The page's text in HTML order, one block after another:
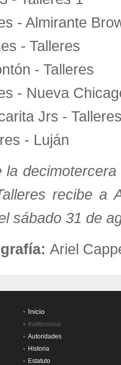
- Almirante
- Talleres
- Talleres
- Nueva
Jrs -
- Luján
recibe a
sábado 31 de
Ariel
Inicio
Institucional
Autoridades
Historia
Estatuto